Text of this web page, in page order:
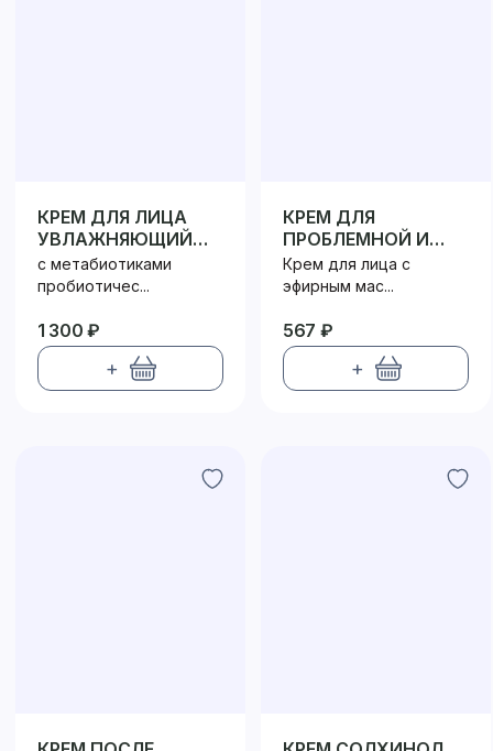
КРЕМ ДЛЯ ЛИЦА
УВЛАЖНЯЮЩИЙ
ПРОБИОТИК /
PROBIOTIC
с метабиотиками
пробиотичес...
1 300 ₽
+
КРЕМ ДЛЯ
ПРОБЛЕМНОЙ И
КОМБИНИРОВАННОЙ
КОЖИ
Крем для лица с
эфирным мас...
567 ₽
+